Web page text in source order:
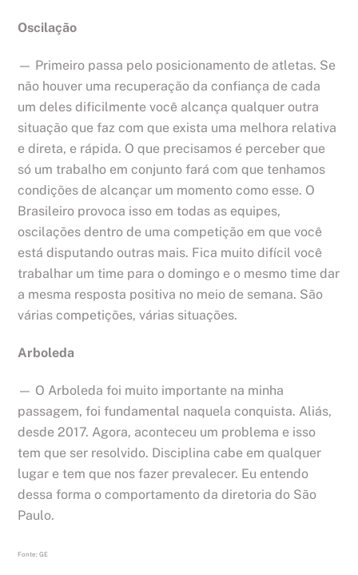
Oscilação
— Primeiro passa pelo posicionamento de atletas. Se
não houver uma recuperação da confiança de cada
um deles dificilmente você alcança qualquer outra
situação que faz com que exista uma melhora relativa
e direta, e rápida. O que precisamos é perceber que
só um trabalho em conjunto fará com que tenhamos
condições de alcançar um momento como esse. O
Brasileiro provoca isso em todas as equipes,
oscilações dentro de uma competição em que você
está disputando outras mais. Fica muito difícil você
trabalhar um time para o domingo e o mesmo time dar
a mesma resposta positiva no meio de semana. São
várias competições, várias situações.
Arboleda
— O Arboleda foi muito importante na minha
passagem, foi fundamental naquela conquista. Aliás,
desde 2017. Agora, aconteceu um problema e isso
tem que ser resolvido. Disciplina cabe em qualquer
lugar e tem que nos fazer prevalecer. Eu entendo
dessa forma o comportamento da diretoria do São
Paulo.
Fonte: GE